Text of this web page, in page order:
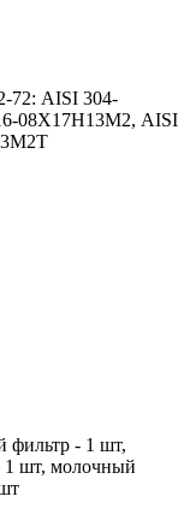
72: AISI 304-
08Х17Н13М2, AISI
фильтр - 1 шт,
1 шт, молочный